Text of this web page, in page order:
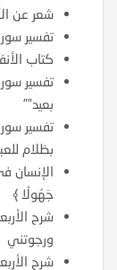
شعر عن
تفسير سورة ق : 1- قوله تعالى:
كتاب
بعيد””
بظلام
جَهُولًا ﴾
ورجوتني